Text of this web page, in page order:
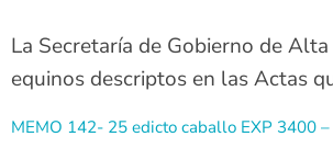
La Secretaría de Gobierno de
equinos descriptos en las Actas
MEMO 142- 25 edicto caballo EXP 3400